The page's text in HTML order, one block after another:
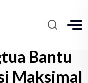
Bantu
Maksimal